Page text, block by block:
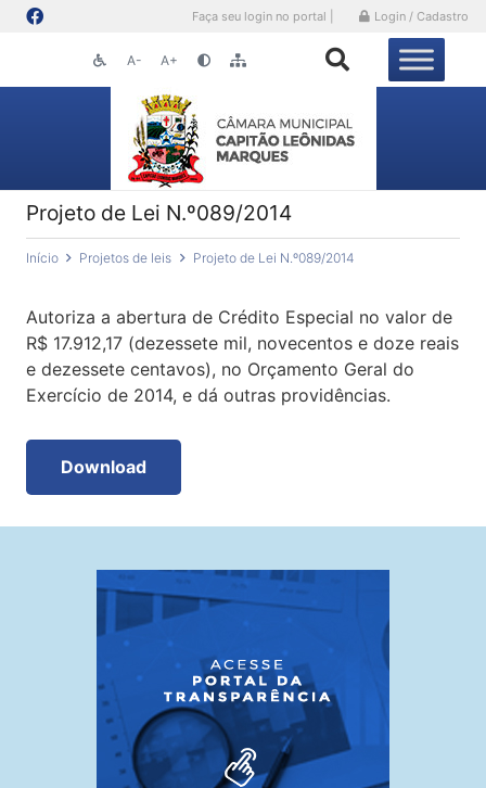
Faça seu login no portal | Login / Cadastro
A- A+
Projeto de Lei N.º089/2014
Início Projetos de leis Projeto de Lei N.º089/2014
Autoriza a abertura de Crédito Especial no valor de
R$ 17.912,17 (dezessete mil, novecentos e doze reais
e dezessete centavos), no Orçamento Geral do
Exercício de 2014, e dá outras providências.
Download